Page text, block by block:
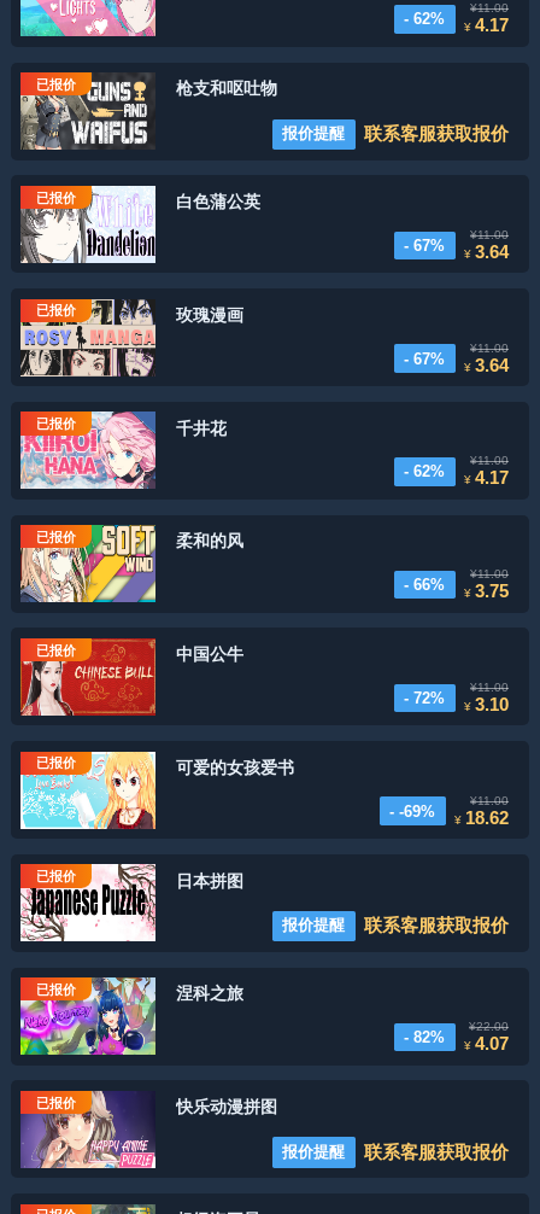
- 62%
¥11.00
¥4.17
已报价 枪支和呕吐物
报价提醒 联系客服获取报价
已报价 白色蒲公英
- 67%
¥11.00
¥3.64
已报价 玫瑰漫画
- 67%
¥11.00
¥3.64
已报价 千井花
- 62%
¥11.00
¥4.17
已报价 柔和的风
- 66%
¥11.00
¥3.75
已报价 中国公牛
- 72%
¥11.00
¥3.10
已报价 可爱的女孩爱书
- -69%
¥11.00
¥ 18.62
已报价 日本拼图
报价提醒 联系客服获取报价
已报价 涅科之旅
- 82%
¥22.00
¥4.07
已报价 快乐动漫拼图
报价提醒 联系客服获取报价